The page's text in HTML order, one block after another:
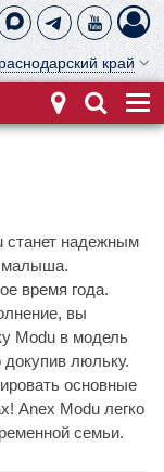
край
станет надежным
малыша.
время года.
вы
Modu в модель
докупив люльку.
основные
Anex Modu легко
семьи.